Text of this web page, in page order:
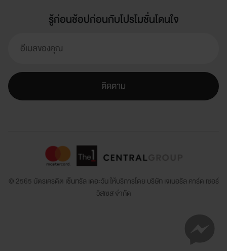
รู้ก่อนช้อปก่อนกับโปรโมชั่นโดนใจ
ติดตาม
© 2565 บัตรเครดิต เซ็นทรัล เดอะวัน ให้บริการโดย บริษัท เจเนอรัล คาร์ด เซอร์
วิสเซส จำกัด